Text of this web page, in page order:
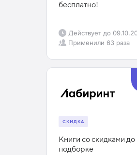
бесплатно!
Действует до
Применили 63 раза
СКИДКА
Книги со скидками до
подборке